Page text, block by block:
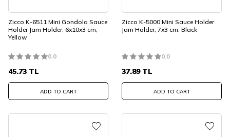
Zicco K-6511 Mini Gondola Sauce
Holder Jam Holder, 6x10x3 cm,
Yellow
0.0
45.73 TL
ADD TO CART
Zicco K-5000 Mini Sauce Holder
Jam Holder, 7x3 cm, Black
0.0
37.89TL
ADD TO CART